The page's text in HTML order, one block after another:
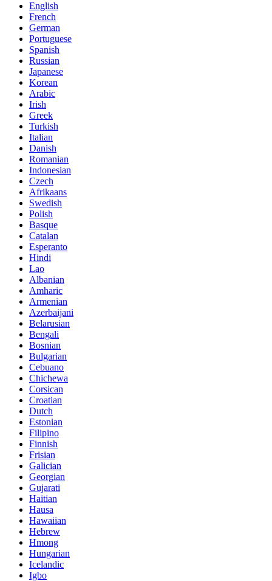
English
French
German
Portuguese
Spanish
Russian
Japanese
Korean
Arabic
Irish
Greek
Turkish
Italian
Danish
Romanian
Indonesian
Czech
Afrikaans
Swedish
Polish
Basque
Catalan
Esperanto
Hindi
Lao
Albanian
Amharic
Armenian
Azerbaijani
Belarusian
Bengali
Bosnian
Bulgarian
Cebuano
Chichewa
Corsican
Croatian
Dutch
Estonian
Filipino
Finnish
Frisian
Galician
Georgian
Gujarati
Haitian
Hausa
Hawaiian
Hebrew
Hmong
Hungarian
Icelandic
Igbo